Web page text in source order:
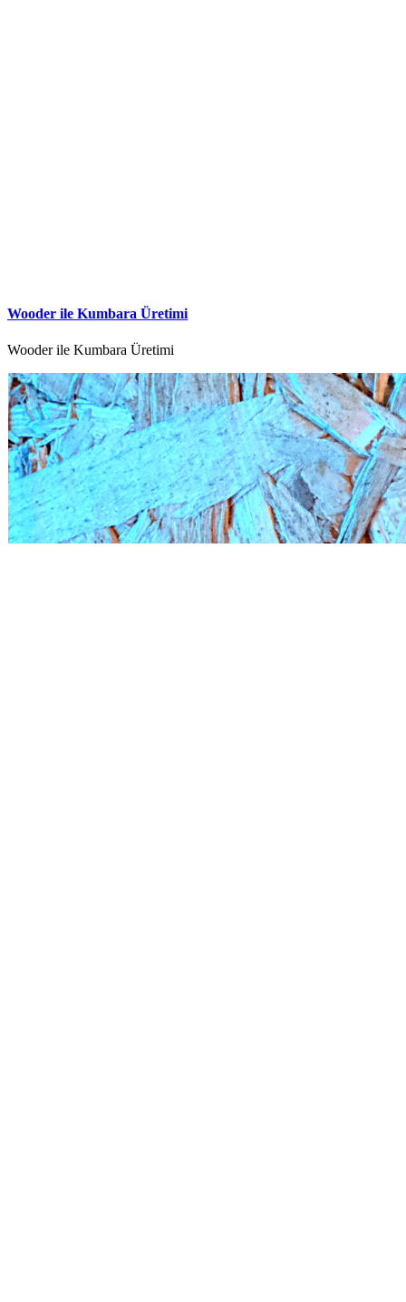
Wooder ile Kumbara Üretimi
Wooder ile Kumbara Üretimi